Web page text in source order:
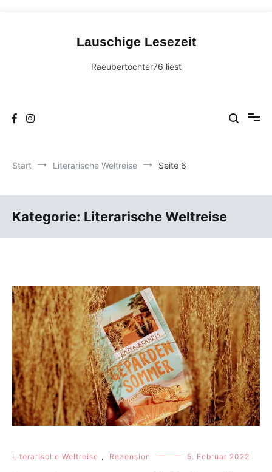
Lauschige Lesezeit
Raeubertochter76 liest
Start Literarische Weltreise Seite 6
Kategorie: Literarische Weltreise
Literarische Weltreise , Rezension 5. Februar 2022